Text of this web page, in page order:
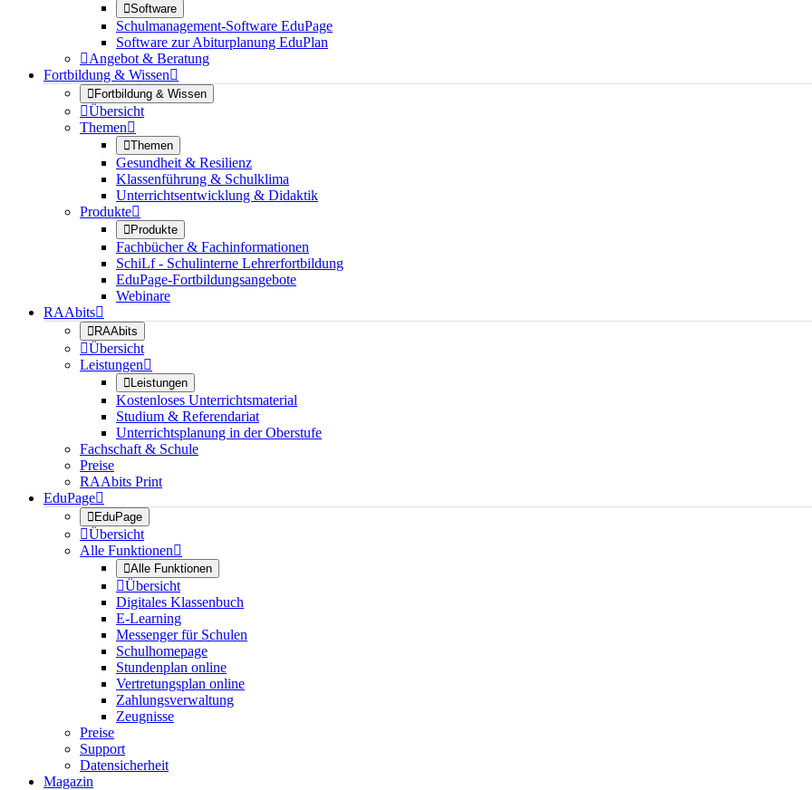
Software
Schulmanagement-Software EduPage
Software zur Abiturplanung EduPlan
Angebot & Beratung
Fortbildung & Wissen
Fortbildung & Wissen
Übersicht
Themen
Themen
Gesundheit & Resilienz
Klassenführung & Schulklima
Unterrichtsentwicklung & Didaktik
Produkte
Produkte
Fachbücher & Fachinformationen
SchiLf - Schulinterne Lehrerfortbildung
EduPage-Fortbildungsangebote
Webinare
RAAbits
RAAbits
Übersicht
Leistungen
Leistungen
Kostenloses Unterrichtsmaterial
Studium & Referendariat
Unterrichtsplanung in der Oberstufe
Fachschaft & Schule
Preise
RAAbits Print
EduPage
EduPage
Übersicht
Alle Funktionen
Alle Funktionen
Übersicht
Digitales Klassenbuch
E-Learning
Messenger für Schulen
Schulhomepage
Stundenplan online
Vertretungsplan online
Zahlungsverwaltung
Zeugnisse
Preise
Support
Datensicherheit
Magazin